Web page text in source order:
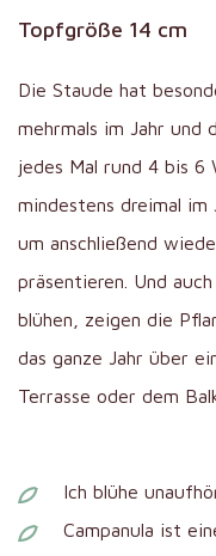
Topfgröße 14 cm
Die Staude hat
mehrmals im Jahr und
jedes Mal rund 4 bis 6
mindestens dreimal im
um anschließend
präsentieren. Und
blühen, zeigen die
das ganze Jahr über
Terrasse oder dem
Ich blühe
Campanula ist